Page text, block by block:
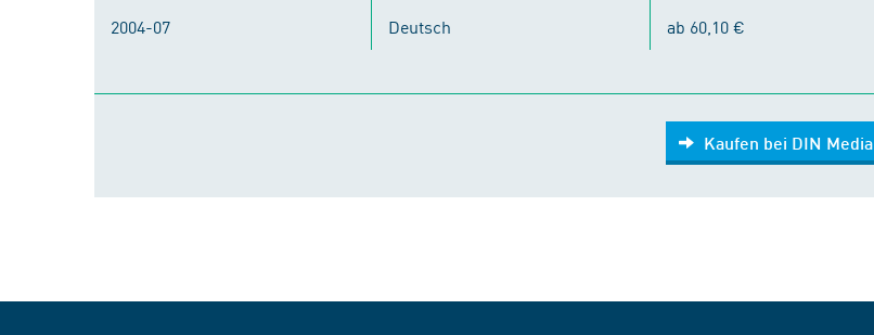
2004-07 Deutsch ab 60,10 €
Kaufen bei DIN Media